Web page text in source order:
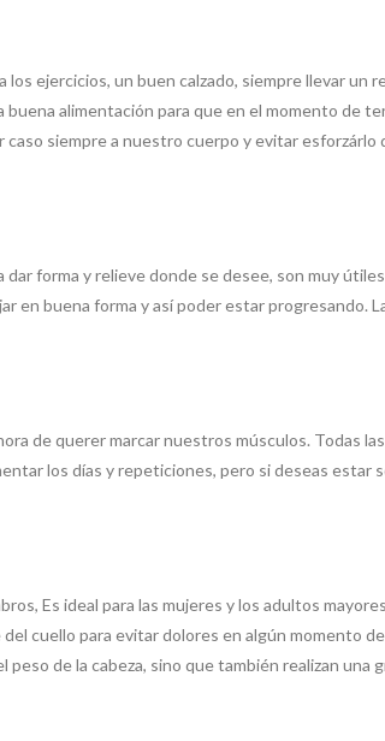
ejercicios, un buen calzado, siempre llevar
alimentación para que en el momento de
siempre a nuestro cuerpo y evitar
forma y relieve donde se desee, son muy
en buena forma y así poder estar progresando.
de querer marcar nuestros músculos. Todas
los días y repeticiones, pero si deseas
Es ideal para las mujeres y los adultos
cuello para evitar dolores en algún momento
de la cabeza, sino que también realizan una